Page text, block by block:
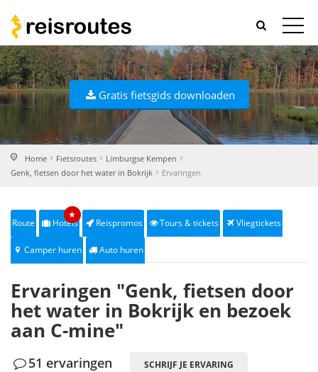
Gratis fietsgids downloaden
Home Fietsroutes
Limburgse Kempen
Genk, fietsen door het water in Bokrijk
Ervaringen
Route Hotels
★
Reispromos Tours & tickets Vliegtickets
Camper huren Auto huren
Ervaringen "Genk, fietsen door
het water in Bokrijk en bezoek
aan C-mine"
51 ervaringen SCHRIJF JE ERVARING